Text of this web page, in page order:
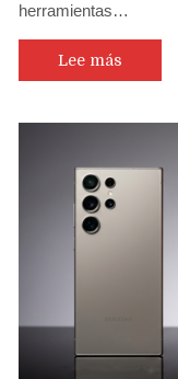
herramientas…
Lee más